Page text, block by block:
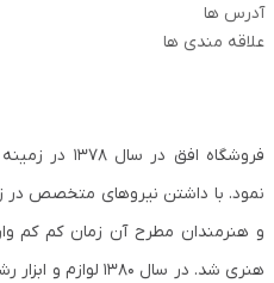
آدرس ها
علاقه مندی ها
فروشگاه افق
نمود. با داشتن نیروهای متخصص در
و هنرمندان مطرح آن زمان کم کم
هنری شد. در سال